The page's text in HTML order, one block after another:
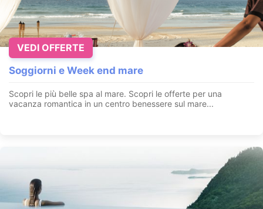
Soggiorni e Week end mare
Scopri le più belle spa al mare. Scopri le offerte per una
vacanza romantica in un centro benessere sul mare...
VEDI OFFERTE